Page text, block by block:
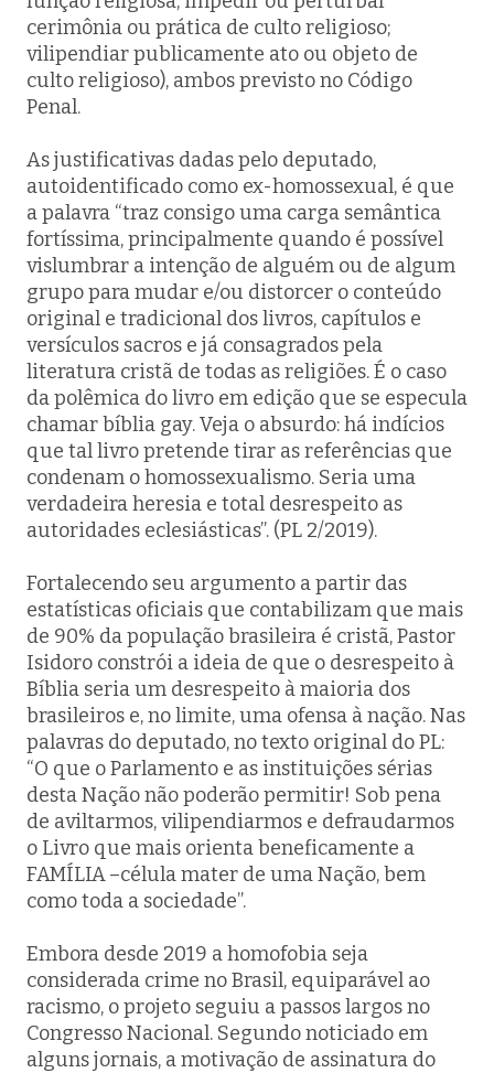
cerimônia ou prática de culto religioso;
vilipendiar publicamente ato ou objeto de
culto religioso), ambos previsto no Código
Penal.
As justificativas dadas pelo deputado,
autoidentificado como ex-homossexual, é que
a palavra “traz consigo uma carga semântica
fortíssima, principalmente quando é possível
vislumbrar a intenção de alguém ou de algum
grupo para mudar e/ou distorcer o conteúdo
original e tradicional dos livros, capítulos e
versículos sacros e já consagrados pela
literatura cristã de todas as religiões. É o caso
da polêmica do livro em edição que se especula
chamar bíblia gay. Veja o absurdo: há indícios
que tal livro pretende tirar as referências que
condenam o homossexualismo. Seria uma
verdadeira heresia e total desrespeito as
autoridades eclesiásticas”. (PL 2/2019).
Fortalecendo seu argumento a partir das
estatísticas oficiais que contabilizam que mais
de 90% da população brasileira é cristã, Pastor
Isidoro constrói a ideia de que o desrespeito à
Bíblia seria um desrespeito à maioria dos
brasileiros e, no limite, uma ofensa à nação. Nas
palavras do deputado, no texto original do PL:
“O que o Parlamento e as instituições sérias
desta Nação não poderão permitir! Sob pena
de aviltarmos, vilipendiarmos e defraudarmos
o Livro que mais orienta beneficamente a
FAMÍLIA–célula mater de uma Nação, bem
como toda a sociedade”.
Embora desde 2019 a homofobia seja
considerada crime no Brasil, equiparável ao
racismo, o projeto seguiu a passos largos no
Congresso Nacional. Segundo noticiado em
alguns jornais, a motivação de assinatura do